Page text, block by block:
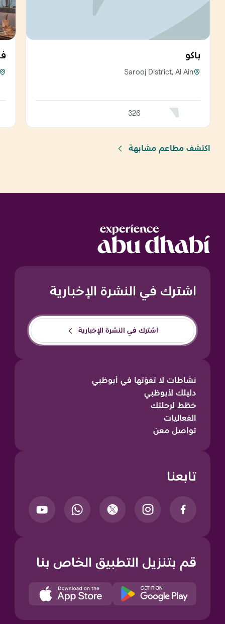
باكو
Sarooj District, Al Ain
326
اكتشف مطاعم مشابهة
اشترك في النشرة الإخبارية
اشترك في النشرة الإخبارية
نشاطات لا تفوّتها في أبوظبي
دليلك لأبوظبي
خطّط لرحلتك
الفعاليات
تواصل معن
تابعنا
قم بتنزيل التطبيق الخاص بنا